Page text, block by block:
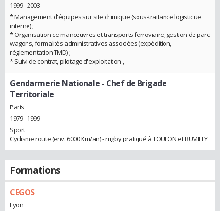
1999 - 2003
* Management d'équipes sur site chimique (sous-traitance logistique
interne) ;
* Organisation de manœuvres et transports ferroviaire, gestion de parc
wagons, formalités administratives associées (expédition,
réglementation TMD) ;
* Suivi de contrat, pilotage d'exploitation ,
Gendarmerie Nationale - Chef de Brigade
Territoriale
Paris
1979 - 1999
Sport
Cyclisme route (env. 6000 Km/an) - rugby pratiqué à TOULON et RUMILLY
Formations
CEGOS
Lyon